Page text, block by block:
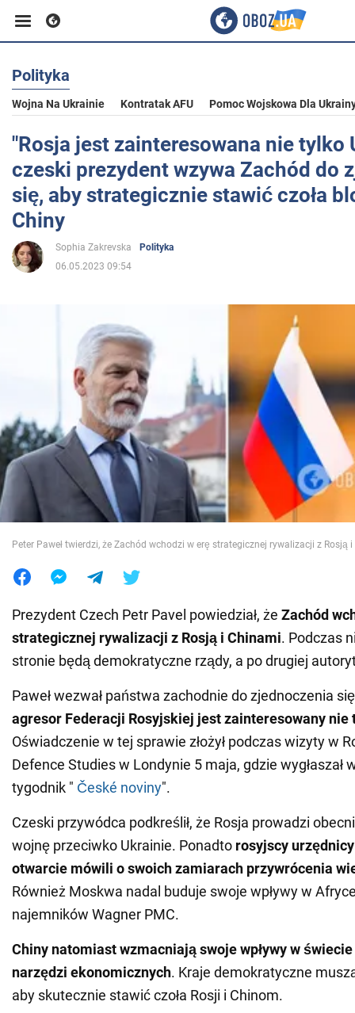
Biznes
Sport
Rozrywka
Życie
Społeczeństwo
Wojna na Ukrainie
Świat
Jedzenie
Polityka
Wojna Na Ukrainie Kontratak AFU Pomoc Wojskowa Dla
"Rosja jest zainteresowana nie tylko
czeski prezydent wzywa Zachód do
się, aby strategicznie stawić czoła
Chiny
Sophia Zakrevska
Polityka
06.05.2023 09:54
Peter Paweł twierdzi, że Zachód wchodzi w erę strategicznej rywalizacji z Rosją
Prezydent Czech Petr Pavel powiedział, że Zachód
strategicznej rywalizacji z Rosją i Chinami. Podczas
stronie będą demokratyczne rządy, a po drugiej
Paweł wezwał państwa zachodnie do zjednoczenia
agresor Federacji Rosyjskiej jest zainteresowany nie
Oświadczenie w tej sprawie złożył podczas wizyty w
Defence Studies w Londynie 5 maja, gdzie wygłaszał
tygodnik " České noviny".
Czeski przywódca podkreślił, że Rosja prowadzi
wojnę przeciwko Ukrainie. Ponadto rosyjscy
otwarcie mówili o swoich zamiarach przywrócenia
Również Moskwa nadal buduje swoje wpływy w
najemników Wagner PMC.
Chiny natomiast wzmacniają swoje wpływy w
narzędzi ekonomicznych. Kraje demokratyczne
aby skutecznie stawić czoła Rosji i Chinom.